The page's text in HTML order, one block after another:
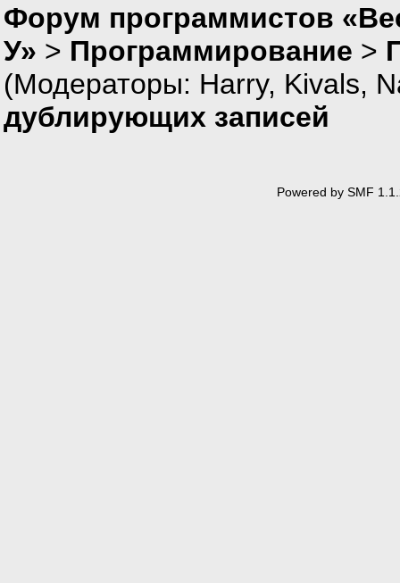
Форум программистов
У» > Программирование >
(Модераторы: Harry, Kivals,
дублирующих записей
Powered by SMF